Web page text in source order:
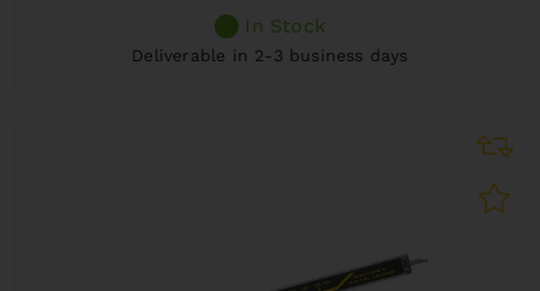
In Stock
Deliverable in 2-3 business days